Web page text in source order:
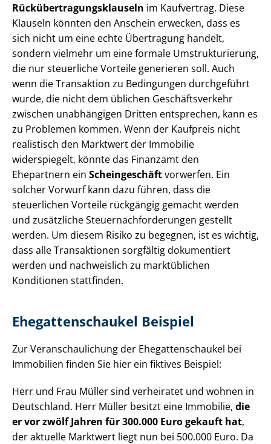
Rück­über­tra­gungs­klau­seln im Kaufvertrag. Diese
Klauseln könnten den Anschein erwecken, dass es
sich nicht um eine echte Übertragung handelt,
sondern vielmehr um eine formale Um­struk­tu­rie­rung,
die nur steuerliche Vorteile generieren soll. Auch
wenn die Transaktion zu Bedingungen durchgeführt
wurde, die nicht dem üblichen Ge­schäfts­ver­kehr
zwischen unabhängigen Dritten entsprechen, kann es
zu Problemen kommen. Wenn der Kaufpreis nicht
realistisch den Marktwert der Immobilie
widerspiegelt, könnte das Finanzamt den
Ehepartnern ein Scheingeschäftvorwerfen. Ein
solcher Vorwurf kann dazu führen, dass die
steuerlichen Vorteile rückgängig gemacht werden
und zusätzliche Steu­er­nach­for­de­run­gen gestellt
werden. Um diesem Risiko zu begegnen, ist es wichtig,
dass alle Transaktionen sorgfältig dokumentiert
werden und nachweislich zu marktüblichen
Konditionen stattfinden.
Ehe­gat­ten­schau­kel Beispiel
Zur Ver­an­schau­li­chung der Ehe­gat­ten­schau­kel bei
Immobilien finden Sie hier ein fiktives Beispiel:
Herr und Frau Müller sind verheiratet und wohnen in
Deutschland. Herr Müller besitzt eine Immobilie, die
er vor zwölf Jahren für 300.000 Euro gekauft hat,
der aktuelle Marktwert liegt nun bei 500.000 Euro. Da